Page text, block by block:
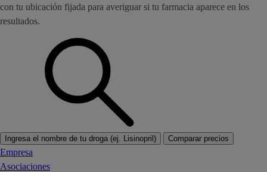
con tu ubicación fijada para averiguar si tu farmacia aparece en los
resultados.
Ingresa el nombre de tu droga (ej. Lisinopril) Comparar precios
Empresa
Asociaciones